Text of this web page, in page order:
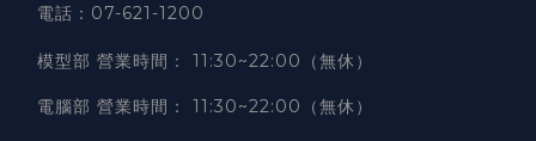
電話：07-621-1200
模型部 營業時間 ： 11:30~22:00（無休）
電腦部 營業時間 ： 11:30~22:00（無休）